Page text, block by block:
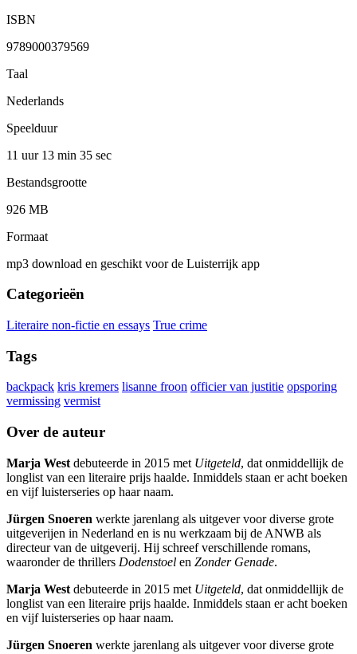
ISBN
9789000379569
Taal
Nederlands
Speelduur
11 uur 13 min 35 sec
Bestandsgrootte
926 MB
Formaat
mp3 download en geschikt voor de Luisterrijk app
Categorieën
Literaire non-fictie en essays True crime
Tags
backpack kris kremers lisanne froon officier van justitie opsporing
vermissing vermist
Over de auteur
Marja West debuteerde in 2015 met Uitgeteld, dat onmiddellijk de
longlist van een literaire prijs haalde. Inmiddels staan er acht boeken
en vijf luisterseries op haar naam.
Jürgen Snoeren werkte jarenlang als uitgever voor diverse grote
uitgeverijen in Nederland en is nu werkzaam bij de ANWB als
directeur van de uitgeverij. Hij schreef verschillende romans,
waaronder de thrillers Dodenstoel en Zonder Genade.
Marja West debuteerde in 2015 met Uitgeteld, dat onmiddellijk de
longlist van een literaire prijs haalde. Inmiddels staan er acht boeken
en vijf luisterseries op haar naam.
Jürgen Snoeren werkte jarenlang als uitgever voor diverse grote